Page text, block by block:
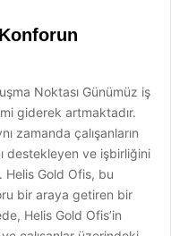
Noktası Günümüz iş
giderek artmaktadır.
zamanda çalışanların
destekleyen ve işbirliğini
Gold Ofis, bu
bir araya getiren bir
Helis Gold Ofis’in